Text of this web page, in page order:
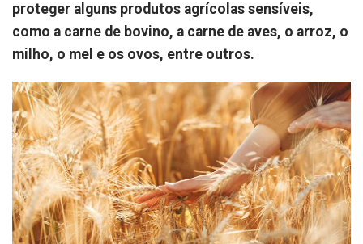
proteger alguns produtos agrícolas sensíveis,
como a carne de bovino, a carne de aves, o arroz, o
milho, o mel e os ovos, entre outros.